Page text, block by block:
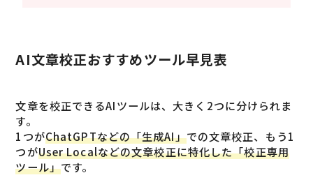
AI文章校正おすすめツール早見表
文章を校正できるAIツールは、大きく2つに分けられま
す。
1つがChatGPTなどの「生成AI」での文章校正、もう1
つがUser Localなどの文章校正に特化した「校正専用
ツール」です。